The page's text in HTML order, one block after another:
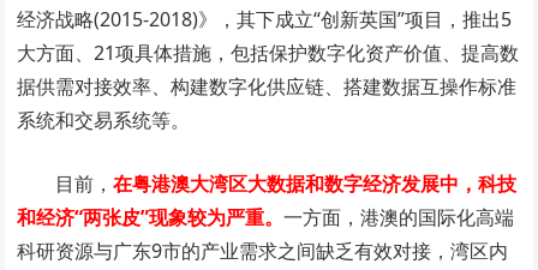
经济战略(2015-2018)》，其下成立“创新英国”项目，推出5
大方面、21项具体措施，包括保护数字化资产价值、提高数
据供需对接效率、构建数字化供应链、搭建数据互操作标准
系统和交易系统等。
目前，在粤港澳大湾区大数据和数字经济发展中，科技
和经济“两张皮”现象较为严重。一方面，港澳的国际化高端
科研资源与广东9市的产业需求之间缺乏有效对接，湾区内